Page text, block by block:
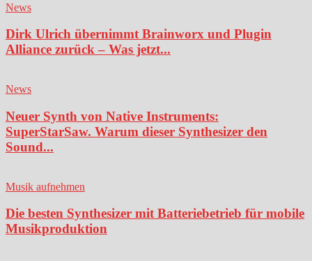
News
Dirk Ulrich übernimmt Brainworx und Plugin
Alliance zurück – Was jetzt...
News
Neuer Synth von Native Instruments:
SuperStarSaw. Warum dieser Synthesizer den
Sound...
Musik aufnehmen
Die besten Synthesizer mit Batteriebetrieb für mobile
Musikproduktion